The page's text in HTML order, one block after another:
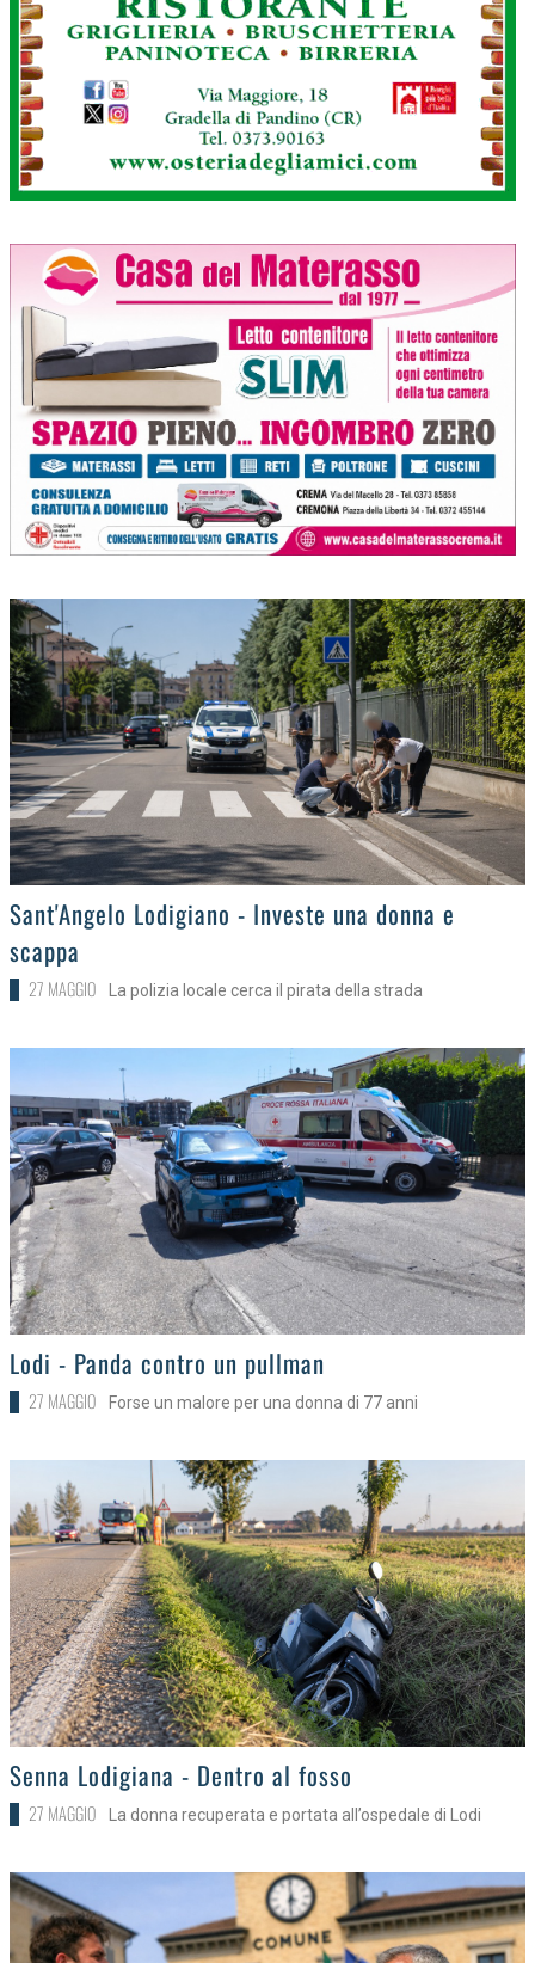
>
Sant'Angelo Lodigiano - Investe una donna e
scappa
27 MAGGIO La polizia locale cerca il pirata della strada
>Lodi - Panda contro un pullman
27 MAGGIO Forse un malore per una donna di 77 anni
>
Senna Lodigiana - Dentro al fosso
27 MAGGIO La donna recuperata e portata all’ospedale di Lodi